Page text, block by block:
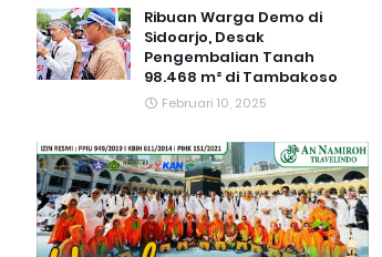
Ribuan Warga Demo di
Sidoarjo, Desak
Pengembalian Tanah
98.468 m² di Tambakoso
Februari 10, 2025